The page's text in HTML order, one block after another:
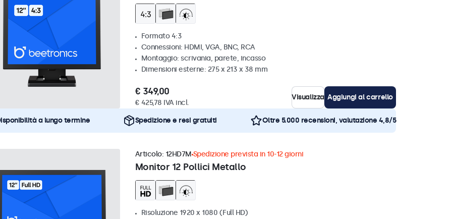
Formato 4:3
Connessioni: HDMI, VGA, BNC, RCA
Montaggio: scrivania, parete, incasso
Dimensioni esterne: 275 x 213 x 38 mm
€ 349,00
€ 425,78 IVA incl.
Visualizza Aggiungi al carrello
a lungo termine Spedizione e resi gratuiti Oltre 5.000 recensioni, valutazione 4,8/5
Monitor 12 Pollici Metallo
Articolo: 12HD7M Spedizione prevista in 10-12 giorni
Risoluzione 1920 x 1080 (Full HD)